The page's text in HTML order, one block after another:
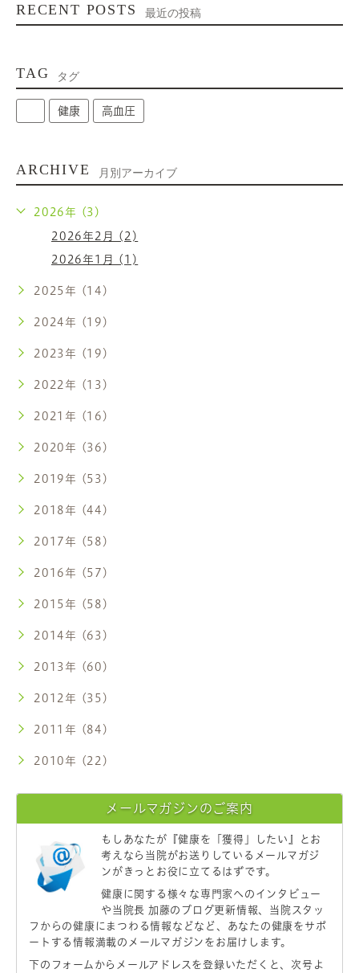
RECENT POSTS 最近の投稿
TAG タグ
健康 高血圧
ARCHIVE 月別アーカイブ
2026年 (3)
2026年2月 (2)
2026年1月 (1)
2025年 (14)
2024年 (19)
2023年 (19)
2022年 (13)
2021年 (16)
2020年 (36)
2019年 (53)
2018年 (44)
2017年 (58)
2016年 (57)
2015年 (58)
2014年 (63)
2013年 (60)
2012年 (35)
2011年 (84)
2010年 (22)
メールマガジンのご案内
もしあなたが 『健康を「獲得」したい』
とお
考えなら当院がお送りしているメールマガジ
ンがきっとお役に立てるはずです。
健康に関する様々な専門家へのインタビュー
や当院長 加藤のブログ更新情報、当院スタッ
フからの健康にまつわる情報などなど、あなたの健康をサポ
ートする情報満載のメールマガジンをお届けします。
下のフォームからメールアドレスを登録いただくと、次号よ